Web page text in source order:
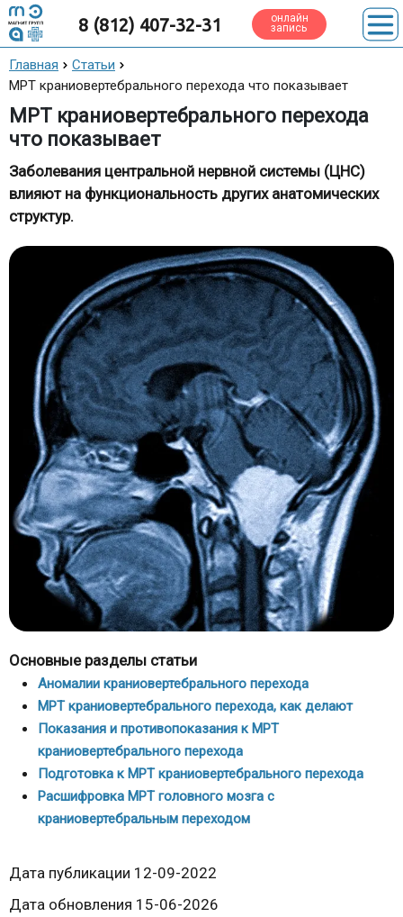
8 (812) 407-32-31 онлайн
запись
Главная
Статьи
МРТ краниовертебрального перехода что показывает
МРТ краниовертебрального перехода
что показывает
Заболевания центральной нервной системы (ЦНС)
влияют на функциональность других анатомических
структур.
Основные разделы статьи
Аномалии краниовертебрального перехода
МРТ краниовертебрального перехода, как делают
Показания и противопоказания к МРТ
краниовертебрального перехода
Подготовка к МРТ краниовертебрального перехода
Расшифровка МРТ головного мозга с
краниовертебральным переходом
Дата публикации 12-09-2022
Дата обновления 15-06-2026